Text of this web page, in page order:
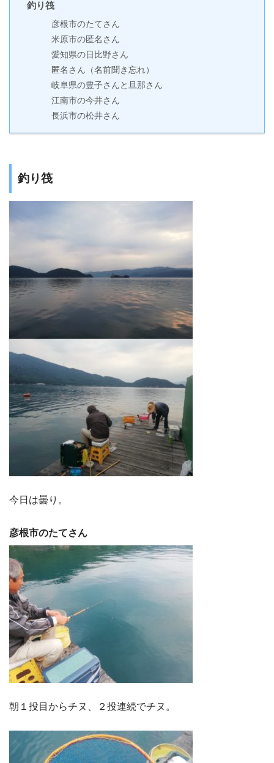
釣り筏
彦根市のたてさん
米原市の匿名さん
愛知県の日比野さん
匿名さん（名前聞き忘れ）
岐阜県の豊子さんと旦那さん
江南市の今井さん
長浜市の松井さん
釣り筏
今日は曇り。
彦根市のたてさん
朝１投目からチヌ、２投連続でチヌ。